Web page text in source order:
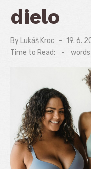
dielo
By Lukáš Kroc
Posted
on
19. 6.
Time to Read:
- words